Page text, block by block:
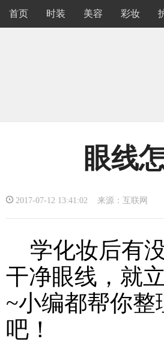
首页 时装 美容 彩妆
眼线
2017-07-12 13:41:02 来源：互联网
学化妆后有
干净眼线，就
~小编都帮你
吧！